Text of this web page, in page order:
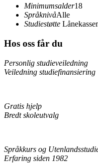
Minimumsalder18
SpråknivåAlle
Studiestøtte
Hos oss får du
Personlig studieveiledning
Veiledning studiefinansiering
Gratis hjelp
Bredt skoleutvalg
Språkkurs og
Erfaring siden 1982